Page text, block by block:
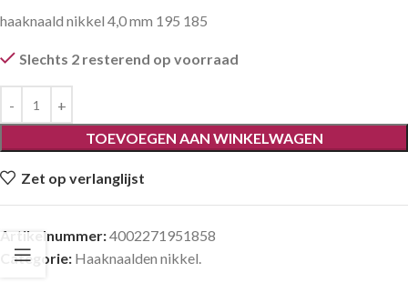
haaknaald nikkel 4,0 mm 195 185
Slechts 2 resterend op voorraad
TOEVOEGEN AAN WINKELWAGEN
Zet op verlanglijst
Artikelnummer:4002271951858
Categorie: Haaknaalden nikkel.